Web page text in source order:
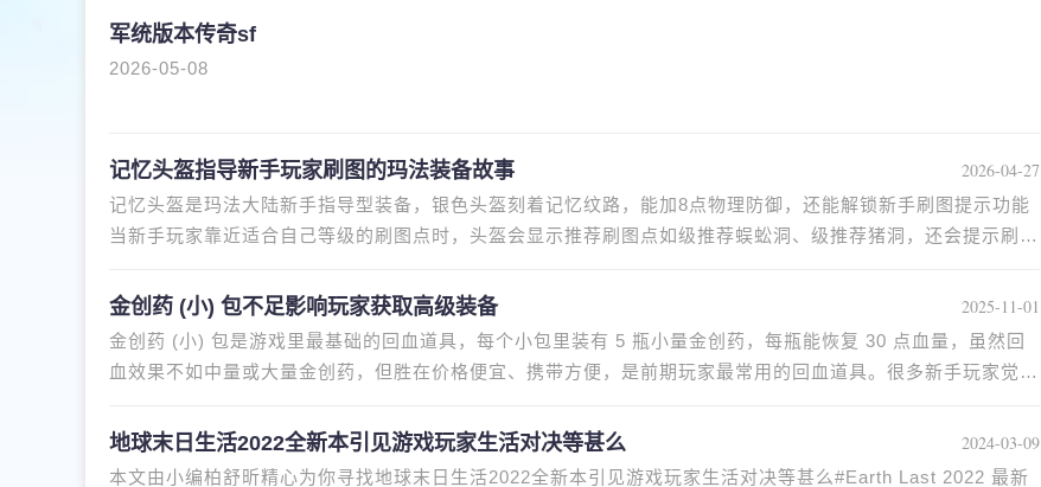
军统版本传奇sf
2026-05-08
记忆头盔指导新手玩家刷图的玛法装备故事
记忆头盔是玛法大陆新手指导型装备，银色头盔刻着记忆纹路，能加8点物理防御，还能解锁新手刷图提示功能
当新手玩家靠近适合自己等级的刷图点时，头盔会显示推荐刷图点如级推荐蜈蚣洞、级推荐猪洞，还会提示刷图
2026-04-27
金创药 (小) 包不足影响玩家获取高级装备
金创药 (小) 包是游戏里最基础的回血道具，每个小包里装有 5 瓶小量金创药，每瓶能恢复 30 点血量，虽然回
血效果不如中量或大量金创药，但胜在价格便宜、携带方便，是前期玩家最常用的回血道具。很多新手玩家觉得
2025-11-01
地球末日生活2022全新本引见游戏玩家生活对决等甚么
本文由小编柏舒昕精心为你寻找地球末日生活2022全新本引见游戏玩家生活对决等甚么#Earth Last 2022 最新
2024-03-09